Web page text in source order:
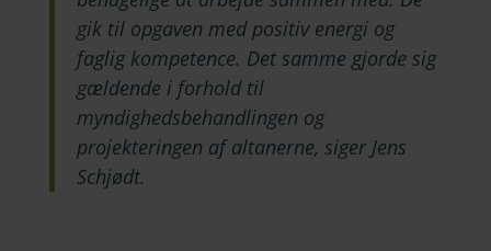
gik til opgaven med positiv energi og
faglig kompetence. Det samme gjorde sig
gældende i forhold til
myndighedsbehandlingen og
projekteringen af altanerne, siger Jens
Schjødt.